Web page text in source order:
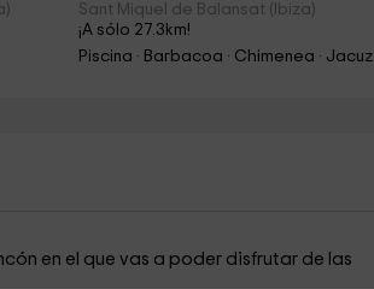
Sant Miquel de Balansat (Ibiza)
¡A sólo 27.3km!
Piscina · Barbacoa · Chimenea ·
en el que vas a poder disfrutar de las